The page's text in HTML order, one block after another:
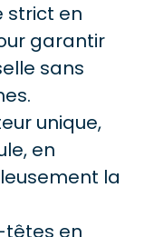
strict en
garantir
sans
unique,
en
la